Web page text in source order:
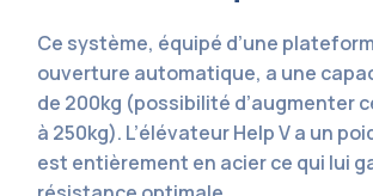
Ce système, équipé d’une
ouverture automatique, a une
de 200kg (possibilité d’augmenter
à 250kg). L’élévateur Help V a un
est entièrement en acier ce qui lui